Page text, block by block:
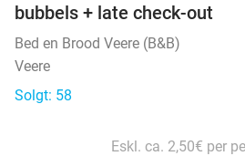
bubbels + late check-out
Bed en Brood Veere (B&B)
Veere
Solgt: 58
Eskl. ca. 2,50€ per